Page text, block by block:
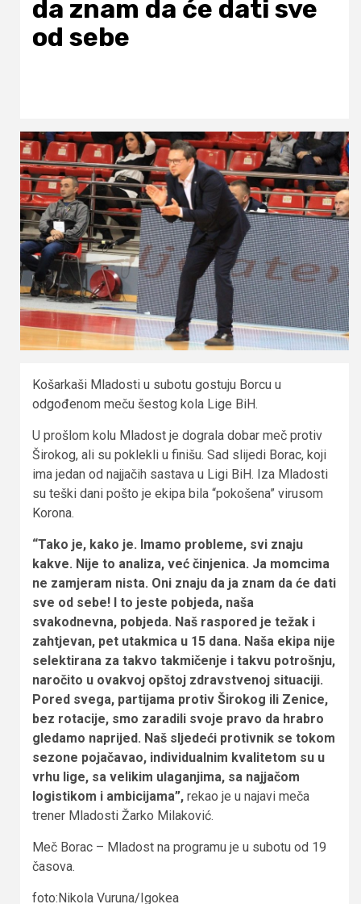
da znam da će dati sve
od sebe
Košarkaši Mladosti u subotu gostuju Borcu u
odgođenom meču šestog kola Lige BiH.
U prošlom kolu Mladost je dograla dobar meč protiv
Širokog, ali su poklekli u finišu. Sad slijedi Borac, koji
ima jedan od najjačih sastava u Ligi BiH. Iza Mladosti
su teški dani pošto je ekipa bila “pokošena” virusom
Korona.
“Tako je, kako je. Imamo probleme, svi znaju
kakve. Nije to analiza, već činjenica. Ja momcima
ne zamjeram nista. Oni znaju da ja znam da će dati
sve od sebe! I to jeste pobjeda, naša
svakodnevna, pobjeda. Naš raspored je težak i
zahtjevan, pet utakmica u 15 dana. Naša ekipa nije
selektirana za takvo takmičenje i takvu potrošnju,
naročito u ovakvoj opštoj zdravstvenoj situaciji.
Pored svega, partijama protiv Širokog ili Zenice,
bez rotacije, smo zaradili svoje pravo da hrabro
gledamo naprijed. Naš sljedeći protivnik se tokom
sezone pojačavao, individualnim kvalitetom su u
vrhu lige, sa velikim ulaganjima, sa najjačom
logistikom i ambicijama”, rekao je u najavi meča
trener Mladosti Žarko Milaković.
Meč Borac – Mladost na programu je u subotu od 19
časova.
foto:Nikola Vuruna/Igokea